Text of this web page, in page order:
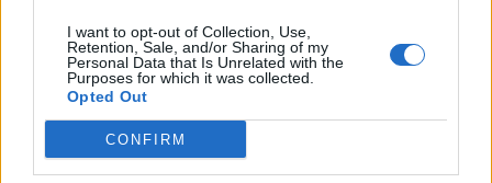
I want to opt-out of Collection, Use,
Retention, Sale, and/or Sharing of my
Personal Data that Is Unrelated with the
Purposes for which it was collected.
Opted Out
CONFIRM
ΔΡΑΣΕΙΣ
Τα παιδιά ανακαλύπτουν το
Απολιθωμένο Δάσος μέσα από
ένα νέο παιχνίδι
Διαδραστική εκπαιδευτική δράση
στο Μουσείο του Σιγρίου, με
αναμνηστικά για όλους και ετήσια
κάρτα ελεύθερης εισόδου για τον